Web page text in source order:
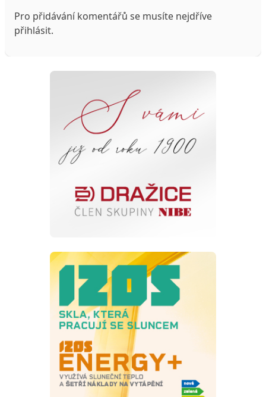
Pro přidávání komentářů se musíte nejdříve
přihlásit.